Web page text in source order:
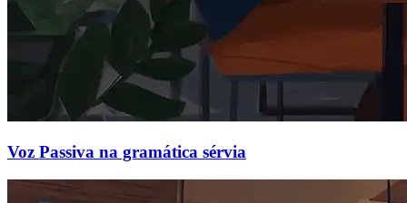
Voz Passiva na gramática sérvia